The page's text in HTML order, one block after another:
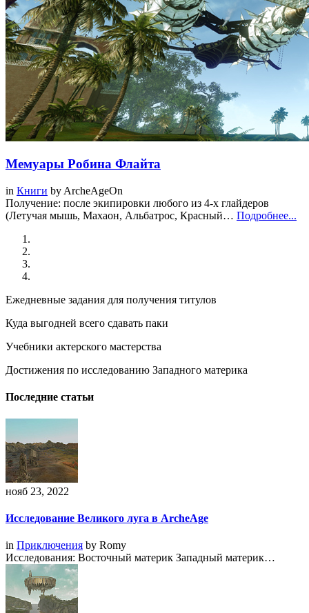
Мемуары Робина Флайта
in Книги by ArcheAgeOn
Получение: после экипировки любого из 4-х глайдеров
(Летучая мышь, Махаон, Альбатрос, Красный… Подробнее...
Ежедневные задания для получения титулов
Куда выгодней всего сдавать паки
Учебники актерского мастерства
Достижения по исследованию Западного материка
Последние статьи
нояб 23, 2022
Исследование Великого луга в ArcheAge
in Приключения by Romy
Исследования: Восточный материк Западный материк…